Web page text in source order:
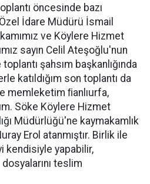
öncesinde bazı
İdare Müdürü İsmail
ve Köylere Hizmet
sayın Celil Ateşoğlu'nun
şahsım başkanlığında
katıldığım son toplantı da
memleketim ﬁanlıurfa,
Söke Köylere Hizmet
Müdürlüğü'ne kaymakamlık
Erol atanmıştır. Birlik ile
kendisiyle yapabilir,
dosyalarını teslim